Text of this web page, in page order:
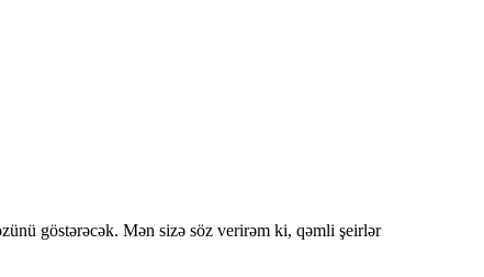
göstərəcək. Mən sizə söz verirəm ki, qəmli şeirlər